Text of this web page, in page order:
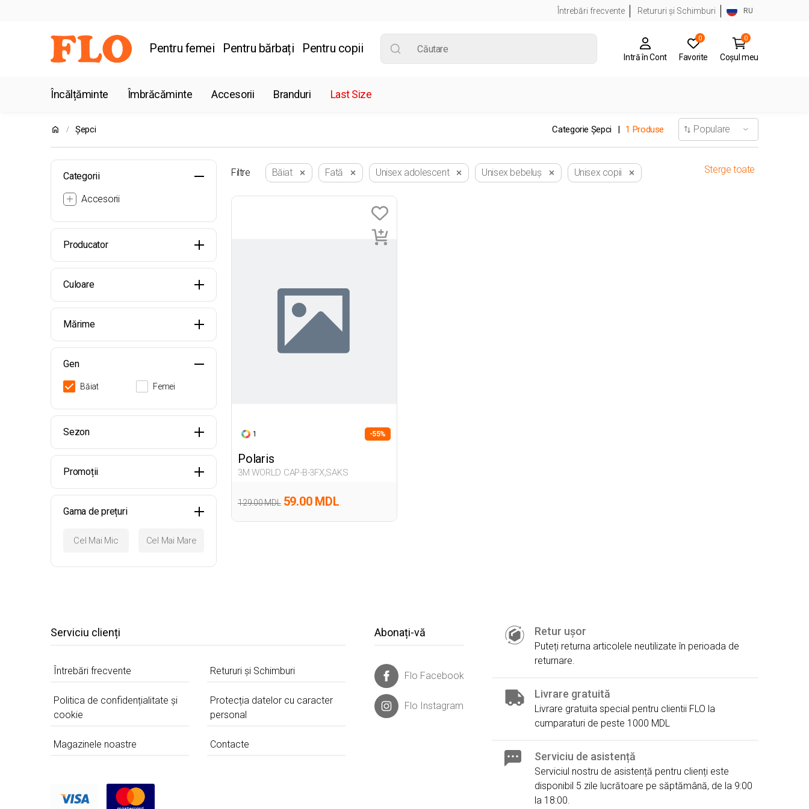
Întrebări frecvente Retururi și Schimburi RU
Pentru femei Pentru bărbați Pentru copii
Intră în Cont
0
Favorite
0
Coșul meu
Încălțăminte Îmbrăcăminte Accesorii Branduri Last Size
Șepci Categorie Șepci 1 Produse
Categorii
Accesorii
Producator
Culoare
Mărime
Gen
Băiat Femei
Sezon
Promoții
Gama de prețuri
Filtre Băiat Fată Unisex adolescent Unisex bebeluș Unisex copii Sterge toate
1 -55%
Polaris
3M WORLD CAP-B-3FX,SAKS
129.00 MDL 59.00 MDL
Serviciu clienți
Întrebări frecvente Retururi și Schimburi
Politica de confidențialitate și
cookie
Protecția datelor cu caracter
personal
Magazinele noastre Contacte
Abonați-vă
Flo Facebook
Flo Instagram
Retur ușor
Puteți returna articolele neutilizate în perioada de
returnare.
Livrare gratuită
Livrare gratuita special pentru clientii FLO la
cumparaturi de peste 1000 MDL
Serviciu de asistență
Serviciul nostru de asistență pentru clienți este
disponibil 5 zile lucrătoare pe săptămână, de la 9:00
la 18:00.